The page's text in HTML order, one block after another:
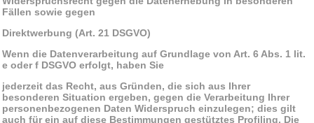
Fällen sowie gegen
Direktwerbung (Art. 21 DSGVO)
Wenn die Datenverarbeitung auf Grundlage von Art. 6 Abs. 1 lit.
e oder f DSGVO erfolgt, haben Sie
jederzeit das Recht, aus Gründen, die sich aus Ihrer
besonderen Situation ergeben, gegen die Verarbeitung Ihrer
personenbezogenen Daten Widerspruch einzulegen; dies gilt
auch für ein auf diese Bestimmungen gestütztes Profiling. Die